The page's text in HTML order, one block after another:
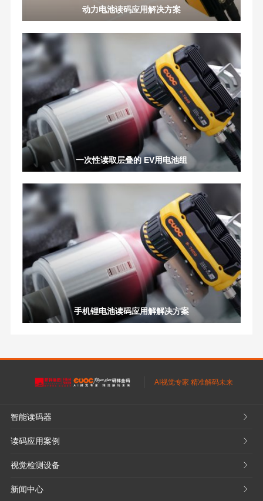
动力电池读码应用解决方案
一次性读取层叠的 EV用电池组
手机锂电池读码应用解解决方案
AI视觉专家 精准解码未来
智能读码器 𐃮
读码应用案例 𐃮
视觉检测设备 𐃮
新闻中心 𐃮